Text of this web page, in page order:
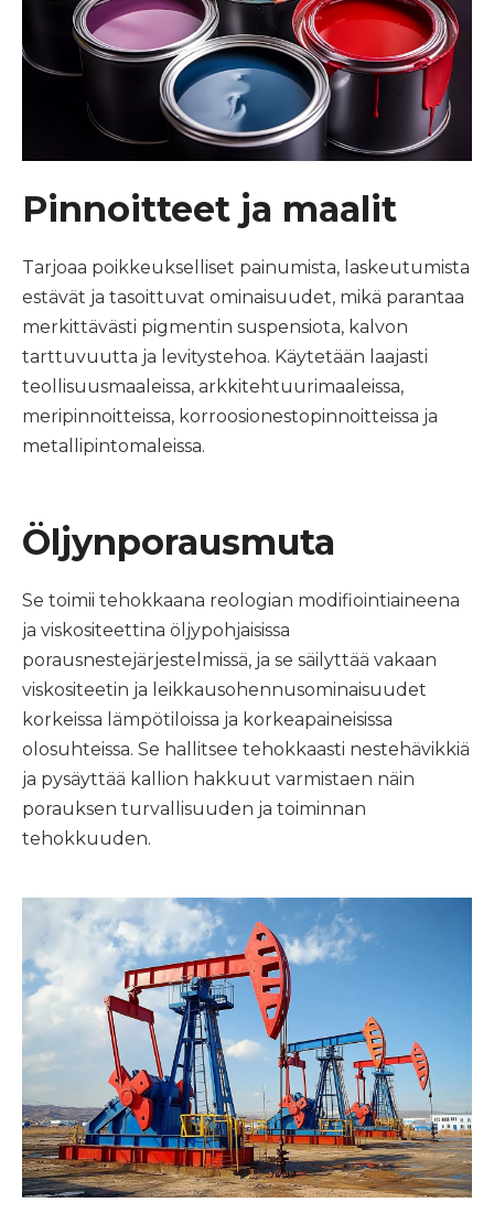
Pinnoitteet ja maalit
Tarjoaa poikkeukselliset painumista, laskeutumista
estävät ja tasoittuvat ominaisuudet, mikä parantaa
merkittävästi pigmentin suspensiota, kalvon
tarttuvuutta ja levitystehoa. Käytetään laajasti
teollisuusmaaleissa, arkkitehtuurimaaleissa,
meripinnoitteissa, korroosionestopinnoitteissa ja
metallipintomaleissa.
Öljynporausmuta
Se toimii tehokkaana reologian modifiointiaineena
ja viskositeettina öljypohjaisissa
porausnestejärjestelmissä, ja se säilyttää vakaan
viskositeetin ja leikkausohennusominaisuudet
korkeissa lämpötiloissa ja korkeapaineisissa
olosuhteissa. Se hallitsee tehokkaasti nestehävikkiä
ja pysäyttää kallion hakkuut varmistaen näin
porauksen turvallisuuden ja toiminnan
tehokkuuden.